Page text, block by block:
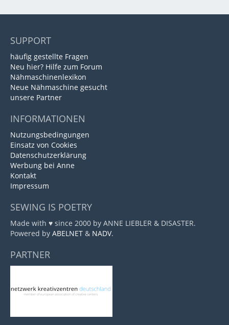
SUPPORT
häufig gestellte Fragen
Neu hier? Hilfe zum Forum
Nähmaschinenlexikon
Neue Nähmaschine gesucht
unsere Partner
INFORMATIONEN
Nutzungsbedingungen
Einsatz von Cookies
Datenschutzerklärung
Werbung bei Anne
Kontakt
Impressum
SEWING IS POETRY
Made with ♥ since 2000 by ANNE LIEBLER & DISASTER.
Powered by ABELNET & NADV.
PARTNER